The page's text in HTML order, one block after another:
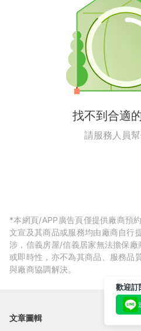
找不到合適
請服務人員
*本網頁/APP廣告頁僅提供廠商預
文宣及其商品或服務均由廠商自行
涉，信義房屋/信義居家無法擔保
或即時性，亦不為其商品、服務品
與廠商協調解決。
文章圖輯